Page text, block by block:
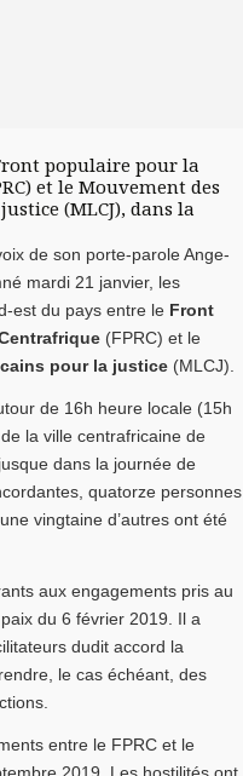
populaire pour la
et le Mouvement des
(MLCJ), dans la
de son porte-parole Ange-
mardi 21 janvier, les
est du pays entre le Front
(FPRC) et le
pour la justice (MLCJ).
de 16h heure locale (15h
la ville centrafricaine de
dans la journée de
quatorze personnes
vingtaine d’autres ont été
aux engagements pris au
du 6 février 2019. Il a
dudit accord la
le cas échéant, des
entre le FPRC et le